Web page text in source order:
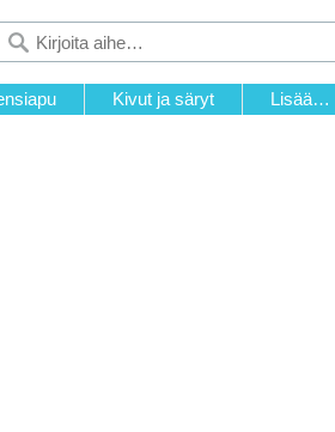
Kivut ja säryt Lisää…